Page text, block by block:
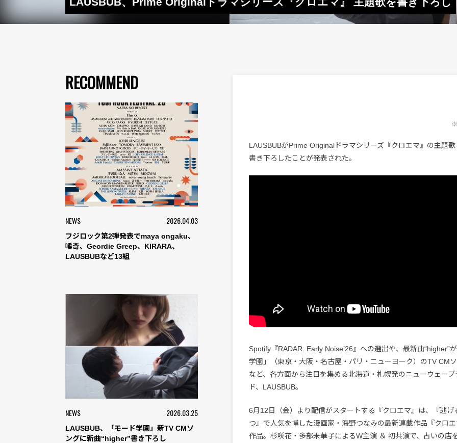
RECOMMEND
NEWS 2026.04.03
フジロック第2弾発表でmaya ongaku、
唾奇、Geordie Greep、KIRARA、
LAUSBUBなど13組
NEWS 2026.03.25
LAUSBUB、「モード学園」新TV CMソ
ングに新曲“higher”書き下ろし
LAUSBUBがPrime Originalドラマシリーズ『クロエマ』の主題歌
書き下ろしたことが発表された。
Spotify『RADAR: Early Noise’26』への選出や、最新曲“higher”
学園」（東京・大阪・名古屋・パリ・ニューヨーク）のTV CM
など、各方面から注目を集める北海道・札幌発のニューウェー
ド、LAUSBUB。
6月12日（金）より配信がスタートする『クロエマ』は、『逃げ
つ』で人気を博した漫画家・海野つなみの最新連載作品『クロ
作品。杉咲花・多部未華子によるW主演 ＆ 初共演で、占いの店